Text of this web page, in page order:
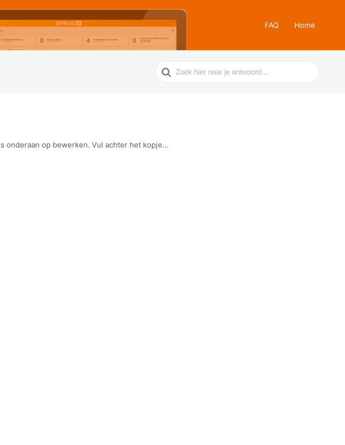
FAQ Home
Zoek
naar
onderaan op bewerken. Vul achter het kopje...